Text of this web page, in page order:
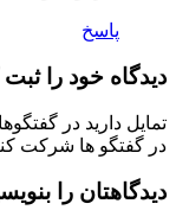
پاسخ
دیدگاه خود را ثبت
تمایل دارید در
در گفتگو ها شرکت
دیدگاهتان را